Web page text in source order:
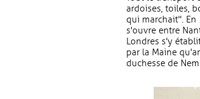
ardoises, toiles,
qui marchait".
s'ouvre entre
Londres s'y
par la Maine
duchesse de